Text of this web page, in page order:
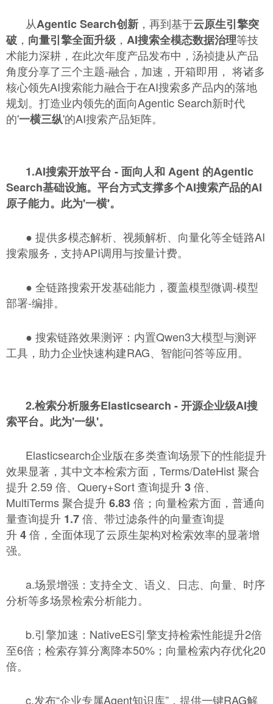
从Agentic Search创新 ，再到基于云原生引擎突
破 ， 向量引擎全面升级 ， AI搜索全模态数据治理等技
术能力深耕，在此次年度产品发布中，汤祯捷从产品
角度分享了三个主题-融合，加速，开箱即用， 将诸多
核心领先AI搜索能力融合于在AI搜索多产品内的落地
规划。打造业内领先的面向Agentic Search新时代
的'一横三纵'的AI搜索产品矩阵。
1.AI搜索开放平台 -面向人和 Agent 的Agentic
Search基础设施。平台方式支撑多个AI搜索产品的AI
原子能力。此为'一横'。
● 提供多模态解析、视频解析、向量化等全链路AI
搜索服务，支持API调用与按量计费。
● 全链路搜索开发基础能力，覆盖模型微调-模型
部署-编排。
● 搜索链路效果测评：内置Qwen3大模型与测评
工具，助力企业快速构建RAG、智能问答等应用。
2.检索分析服务Elasticsearch - 开源企业级AI搜
索平台。此为'一纵'。
Elasticsearch企业版在多类查询场景下的性能提升
效果显著，其中文本检索方面，Terms/DateHist 聚合
提升 2.59 倍、Query+Sort 查询提升3倍、
MultiTerms 聚合提升6.83倍；向量检索方面，普通向
量查询提升 1.7倍、带过滤条件的向量查询提
升4倍，全面体现了云原生架构对检索效率的显著增
强。
a.场景增强：支持全文、语义、日志、向量、时序
分析等多场景检索分析能力。
b.引擎加速：NativeES引擎支持检索性能提升2倍
至6倍；检索存算分离降本50%；向量检索内存优化20
倍。
c.发布“企业专属Agent知识库”，提供一键RAG解